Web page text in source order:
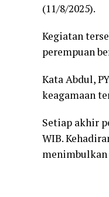
(11/8/2025).
Kegiatan
perempuan
Kata Abdul,
keagamaan
Setiap akhir
WIB.
menimbulkan